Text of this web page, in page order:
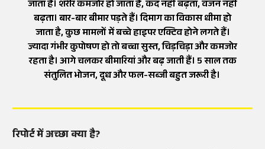
जाता है। शरीर कमजोर हो जाता है, कद नहीं बढ़ता, वजन नहीं
बढ़ता। बार-बार बीमार पड़ते हैं। दिमाग का विकास धीमा हो
जाता है, कुछ मामलों में बच्चे हाइपर एक्टिव होने लगते हैं।
ज्यादा गंभीर कुपोषण हो तो बच्चा सुस्त, चिड़चिड़ा और कमजोर
रहता है। आगे चलकर बीमारियां और बढ़ जाती हैं। 5 साल तक
संतुलित भोजन, दूध और फल-सब्जी बहुत जरूरी है।
रिपोर्ट में अच्छा क्या है?